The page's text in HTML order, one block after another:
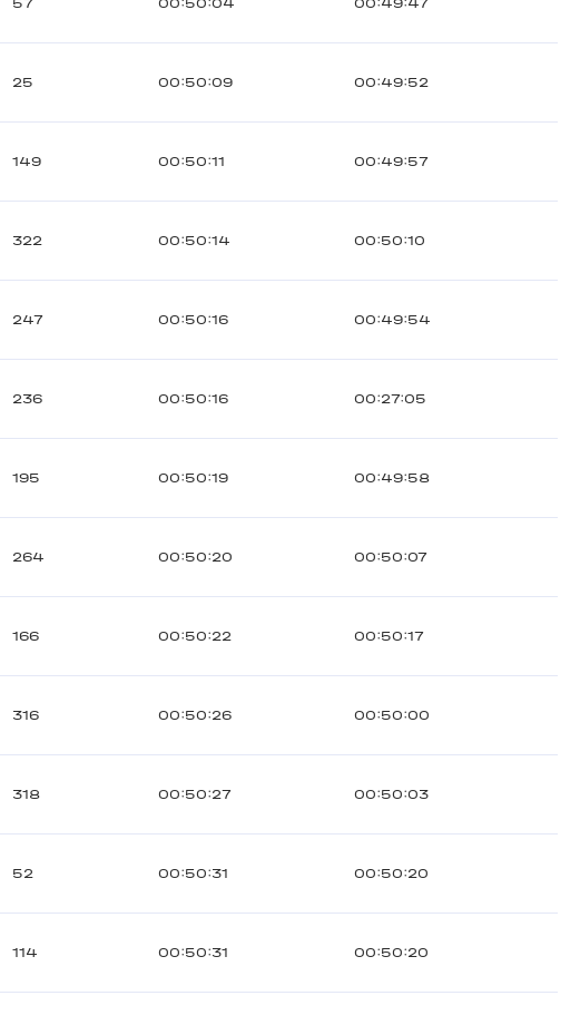
57 00:50:04 00:49:47
25 00:50:09 00:49:52
149 00:50:11 00:49:57
322 00:50:14 00:50:10
247 00:50:16 00:49:54
236 00:50:16 00:27:05
195 00:50:19 00:49:58
264 00:50:20 00:50:07
166 00:50:22 00:50:17
316 00:50:26 00:50:00
318 00:50:27 00:50:03
52 00:50:31 00:50:20
114 00:50:31 00:50:20